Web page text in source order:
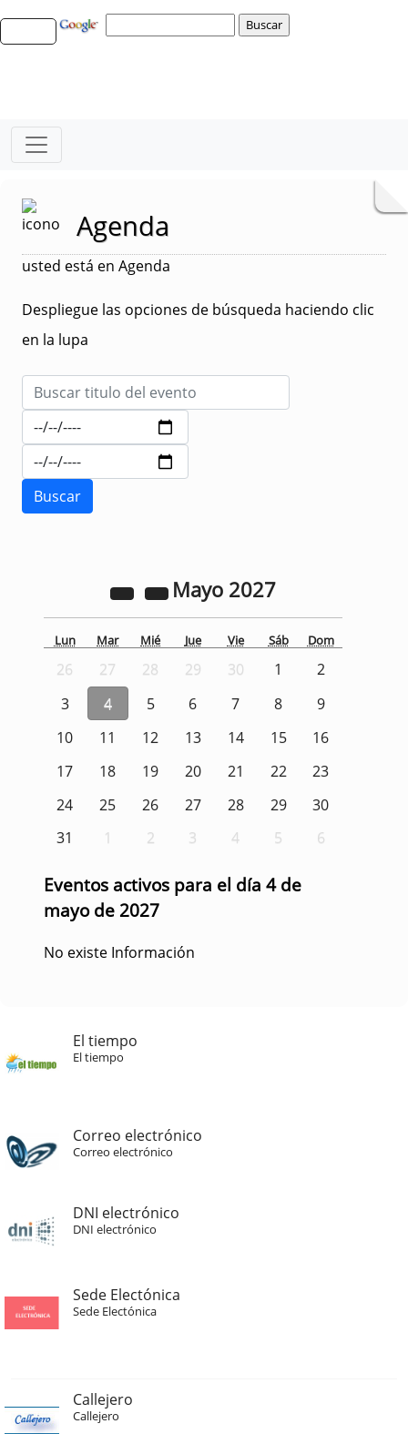
Agenda
usted está en Agenda
Despliegue las opciones de búsqueda haciendo clic
en la lupa
Mayo 2027
Lun Mar Mié Jue Vie Sáb Dom
26 27 28 29 30 1
2
3
4 5 6 7 8
9
10
11 12 13 14 15
16
17
18 19 20 21 22
23
24
25 26 27 28 29
30
31
1 2 3 4 5 6
Eventos activos para el día 4 de
mayo de 2027
No existe Información
El tiempo
El tiempo
Correo electrónico
Correo electrónico
DNI electrónico
DNI electrónico
Sede Electónica
Sede Electónica
Callejero
Callejero